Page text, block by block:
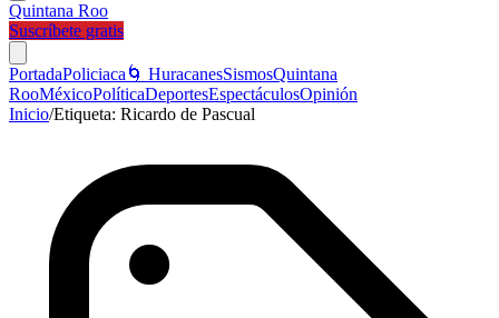
Quintana Roo
Suscríbete gratis
PortadaPoliciaca 🌀 HuracanesSismosQuintana
RooMéxicoPolíticaDeportesEspectáculosOpinión
Inicio/Etiqueta: Ricardo de Pascual